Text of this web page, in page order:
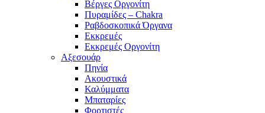
Βέργες Οργονίτη
Πυραμίδες – Chakra
Ραβδοσκοπικά Όργανα
Εκκρεμές
Εκκρεμές Οργονίτη
Αξεσουάρ
Πηνία
Ακουστικά
Καλύμματα
Μπαταρίες
Φορτιστές